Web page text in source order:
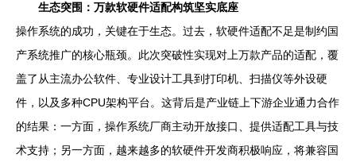
生态突围：万款软硬件适配构筑坚实底座
操作系统的成功，关键在于生态。过去，软硬件适配不足是制约国
产系统推广的核心瓶颈。此次突破性实现对上万款产品的适配，覆
盖了从主流办公软件、专业设计工具到打印机、扫描仪等外设硬
件，以及多种CPU架构平台。这背后是产业链上下游企业通力合作
的结果：一方面，操作系统厂商主动开放接口、提供适配工具与技
术支持；另一方面，越来越多的软硬件开发商积极响应，将兼容国